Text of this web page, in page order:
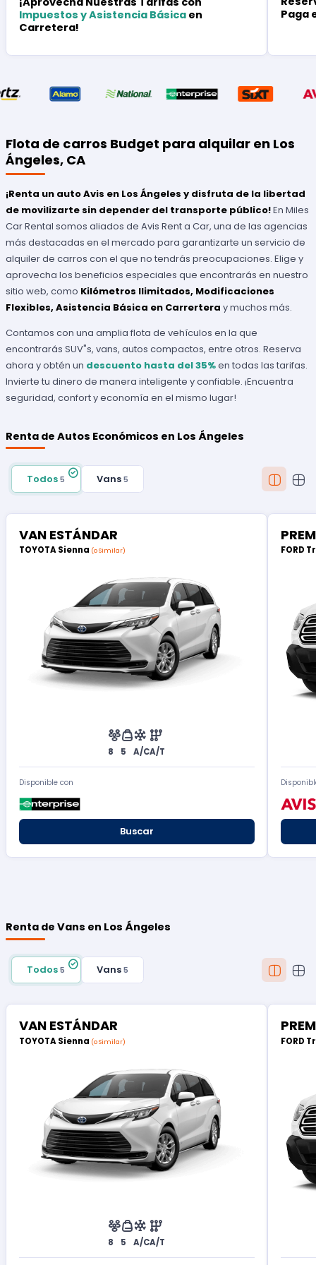
Impuestos y Asistencia Básica en
Carretera!
Paga
Flota de carros Budget para alquilar en Los
Ángeles, CA
¡Renta un auto Avis en Los Ángeles y disfruta de la libertad
de movilizarte sin depender del transporte público!En Miles
Car Rental somos aliados de Avis Rent a Car, una de las agencias
más destacadas en el mercado para garantizarte un servicio de
alquiler de carros con el que no tendrás preocupaciones. Elige y
aprovecha los beneficios especiales que encontrarás en nuestro
sitio web, como Kilómetros Ilimitados, Modificaciones
Flexibles, Asistencia Básica en Carrertera y muchos más.
Contamos con una amplia flota de vehículos en la que
encontrarás SUV"s, vans, autos compactos, entre otros. Reserva
ahora y obtén un descuento hasta del 35%en todas las tarifas.
Invierte tu dinero de manera inteligente y confiable. ¡Encuentra
seguridad, confort y economía en el mismo lugar!
Renta de Autos Económicos en Los Ángeles
Todos5 Vans 5
VAN ESTÁNDAR
TOYOTA Sienna (o Similar)
8 5 A/CA/T
Disponible con
Buscar
FORD
Renta de Vans en Los Ángeles
Todos5 Vans 5
VAN ESTÁNDAR
TOYOTA Sienna (o Similar)
8 5 A/CA/T
FORD